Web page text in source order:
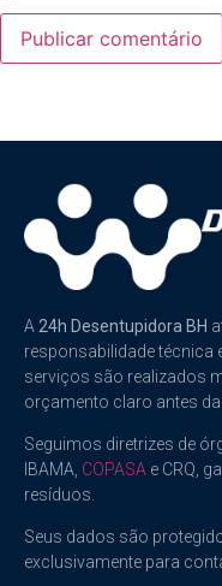
A 24h Desentupidora BH
responsabilidade técnica
serviços são realizados
orçamento claro antes da
Seguimos diretrizes de
IBAMA, COPASA e CRQ,
resíduos.
Seus dados são
exclusivamente para